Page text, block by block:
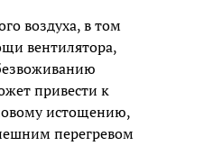
воздуха, в том
вентилятора,
привести к
истощению,
перегревом